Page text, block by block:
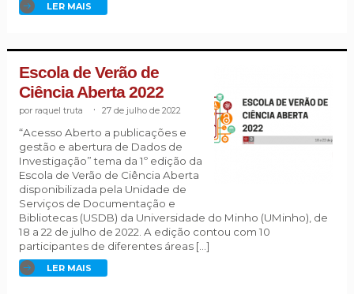
LER MAIS
Escola de Verão de
Ciência Aberta 2022
raquel truta 27 de julho de 2022
“Acesso Aberto a publicações e
gestão e abertura de Dados de
Investigação” tema da 1º edição da
Escola de Verão de Ciência Aberta
disponibilizada pela Unidade de
Serviços de Documentação e
Bibliotecas (USDB) da Universidade do Minho (UMinho), de
18 a 22 de julho de 2022. A edição contou com 10
participantes de diferentes áreas […]
LER MAIS